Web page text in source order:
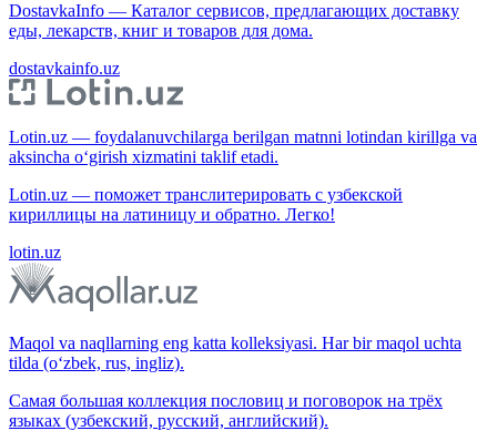
DostavkaInfo — Каталог сервисов, предлагающих доставку
еды, лекарств, книг и товаров для дома.
dostavkainfo.uz
Lotin.uz — foydalanuvchilarga berilgan matnni lotindan kirillga va
aksincha o‘girish xizmatini taklif etadi.
Lotin.uz — поможет транслитерировать с узбекской
кириллицы на латиницу и обратно. Легко!
lotin.uz
Maqol va naqllarning eng katta kolleksiyasi. Har bir maqol uchta
tilda (o‘zbek, rus, ingliz).
Самая большая коллекция пословиц и поговорок на трёх
языках (узбекский, русский, английский).